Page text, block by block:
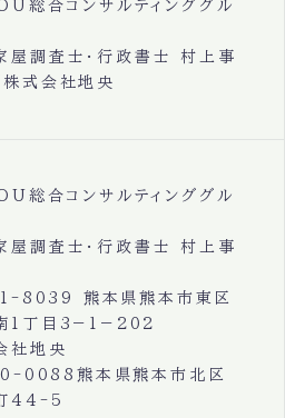
総合コンサルティンググル
屋調査士・行政書士 村上事
式会社地央
総合コンサルティンググル
屋調査士・行政書士 村上事
8039 熊本県熊本市東区
1丁目3−1−202
社地央
0088熊本県熊本市北区
44-5